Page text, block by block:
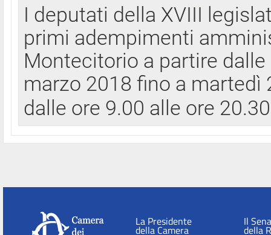
I deputati della XVIII
primi adempimenti
Montecitorio a partire
marzo 2018 fino a
dalle ore 9.00 alle ore
La Presidente
della Camera
Il
della